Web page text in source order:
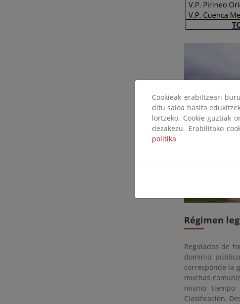
Régimen
Reguladas de
dominio
corresponde la
muchas
mismo
Clasificación,
Cookieak erabiltzeari
ditu saioa hasita
lortzeko. Cookie guztiak
dezakezu. Erabilitako
politika